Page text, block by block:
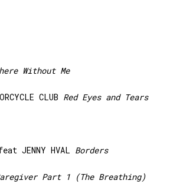
Without Me
CLUB Red Eyes and Tears
JENNY HVAL Borders
Part 1 (The Breathing)